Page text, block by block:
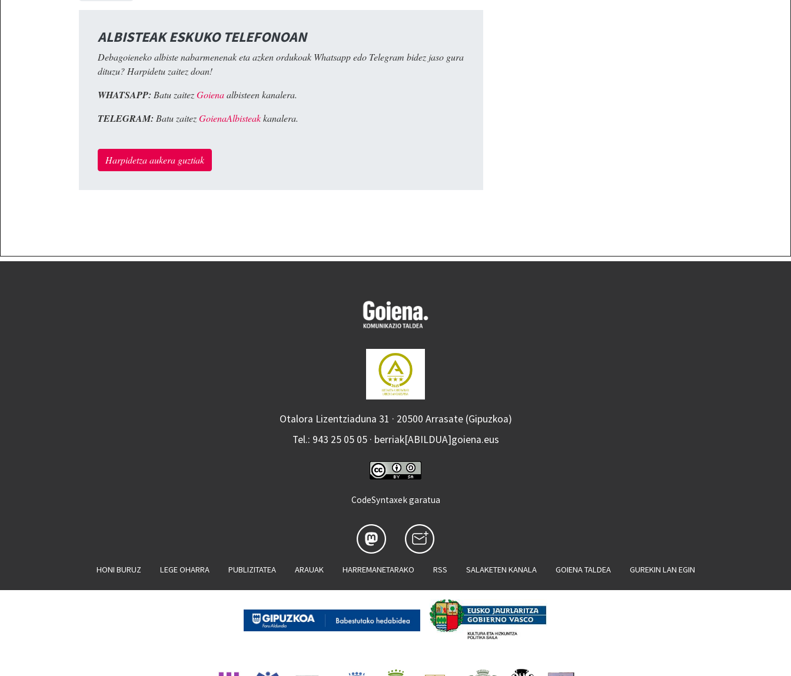
ALBISTEAK ESKUKO TELEFONOAN
Debagoieneko albiste nabarmenenak eta azken ordukoak Whatsapp edo Telegram bidez jaso gura
dituzu? Harpidetu zaitez doan!
WHATSAPP: Batu zaitezGoienaalbisteen kanalera.
TELEGRAM: Batu zaitezGoienaAlbisteakkanalera.
Harpidetza aukera guztiak
Otalora Lizentziaduna 31 · 20500 Arrasate (Gipuzkoa)
Tel.: 943 25 05 05 · berriak[ABILDUA]goiena.eus
CodeSyntaxek garatua
HONI BURUZ LEGE OHARRA PUBLIZITATEA ARAUAK HARREMANETARAKO RSS SALAKETEN KANALA GOIENA TALDEA GUREKIN LAN EGIN